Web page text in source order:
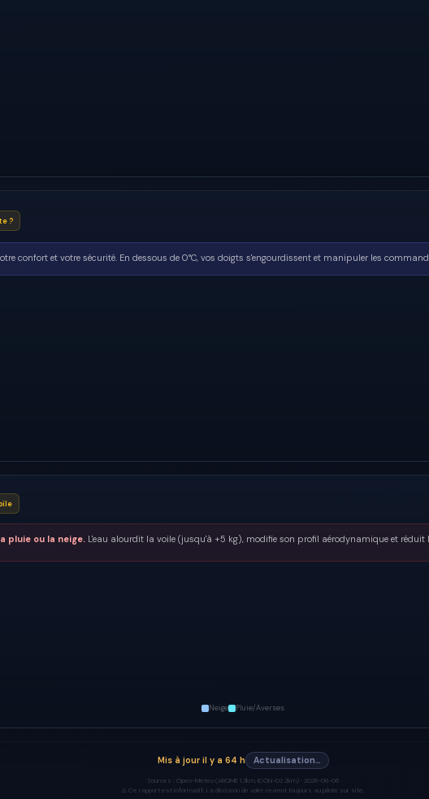
?
confort et votre sécurité. En dessous de 0°C, vos doigts s'engourdissent et manipuler les
pluie ou la neige. L'eau alourdit la voile (jusqu'à +5 kg), modifie son profil aérodynamique et réduit
Neige Pluie/Averses
Mis à jour il y a 64 h Actualisation…
Sources : Open-Meteo (AROME 1.3km, ICON-D2 2km) · 2026-08-06
⚠️ Ce rapport est informatif. La décision de voler revient toujours au pilote sur site.